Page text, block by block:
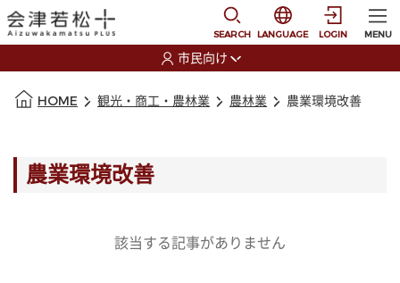
SEARCH
選択すると言語の切
LANGUAGE LOGIN MENU
市民向け
HOME 観光・商工・農林業 農林業 農業環境改善
農業環境改善
該当する記事がありません